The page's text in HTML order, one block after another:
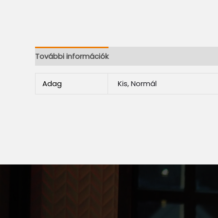
További információk
Adag Kis, Normál